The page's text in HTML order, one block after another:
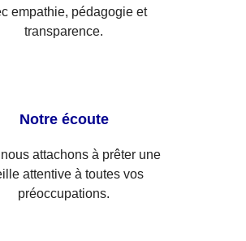
empathie, pédagogie et
transparence.
Notre écoute
attachons à prêter une
attentive à toutes vos
préoccupations.